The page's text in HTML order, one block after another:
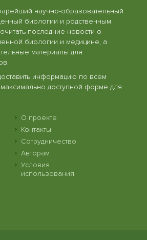
научно-образовательный
биологии и родственным
последние новости о
биологии и медицине, а
материалы для
информацию по всем
доступной форме для
О проекте
Контакты
Сотрудничество
Авторам
Условия
использования